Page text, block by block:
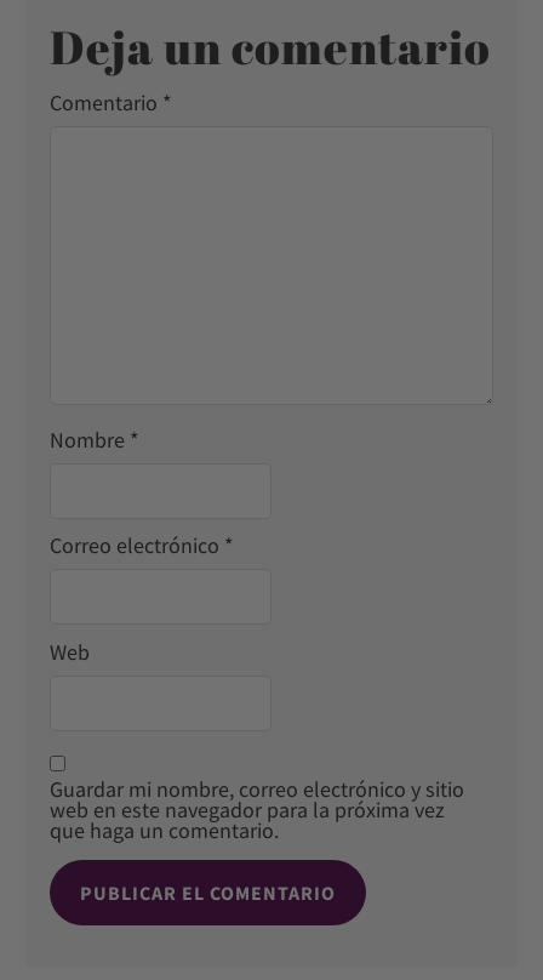
Deja un comentario
Comentario *
Nombre *
Correo electrónico *
Web
Guardar mi nombre, correo electrónico y sitio
web en este navegador para la próxima vez
que haga un comentario.